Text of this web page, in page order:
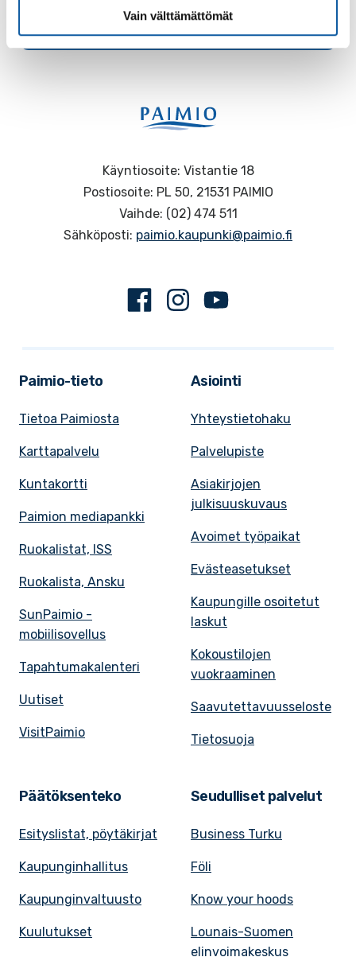
Vain välttämättömät
Palaute
Käyntiosoite: Vistantie 18
Postiosoite: PL 50, 21531 PAIMIO
Vaihde: (02) 474 511
Sähköposti: paimio.kaupunki@paimio.fi
FacebookInstagram
Paimio-tieto
Tietoa Paimiosta
Karttapalvelu
Kuntakortti
Paimion mediapankki
Ruokalistat, ISS
Ruokalista, Ansku
SunPaimio -
mobiilisovellus
Tapahtumakalenteri
Uutiset
VisitPaimio
Asiointi
Yhteystietohaku
Palvelupiste
Asiakirjojen
julkisuuskuvaus
Avoimet työpaikat
Evästeasetukset
Kaupungille osoitetut
laskut
Kokoustilojen
vuokraaminen
Saavutettavuusseloste
Tietosuoja
Päätöksenteko
Esityslistat, pöytäkirjat
Kaupunginhallitus
Kaupunginvaltuusto
Kuulutukset
Seudulliset palvelut
Business Turku
Föli
Know your hoods
Lounais-Suomen
elinvoimakeskus